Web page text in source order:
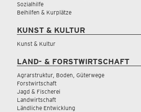
Sozialhilfe
Beihilfen & Kurplätze
KUNST & KULTUR
Kunst & Kultur
LAND- & FORSTWIRTSCHAFT
Agrarstruktur, Boden, Güterwege
Forstwirtschaft
Jagd & Fischerei
Landwirtschaft
Ländliche Entwicklung